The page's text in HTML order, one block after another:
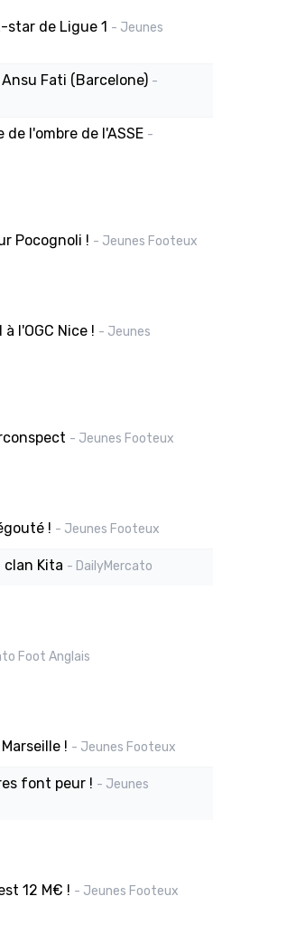
star de Ligue 1 - Jeunes
Fati (Barcelone) -
l'ombre de l'ASSE -
Pocognoli ! - Jeunes Footeux
l'OGC Nice ! - Jeunes
- Jeunes Footeux
! - Jeunes Footeux
clan Kita - DailyMercato
Foot Anglais
! - Jeunes Footeux
font peur ! - Jeunes
12 M€ ! - Jeunes Footeux